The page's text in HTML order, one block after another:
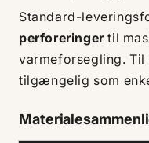
Standard-
perforeringertil
varmeforsegling. Til
tilgængelig som